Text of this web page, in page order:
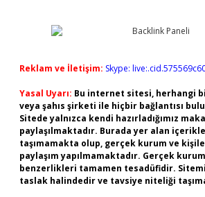
Reklam ve İletişim: Skype:
Yasal Uyarı: Bu internet sitesi, herhangi
veya şahıs şirketi ile hiçbir bağlantısı
Sitede yalnızca kendi hazırladığımız
paylaşılmaktadır. Burada yer alan
taşımamakta olup, gerçek kurum ve
paylaşım yapılmamaktadır. Gerçek
benzerlikleri tamamen tesadüfidir.
taslak halindedir ve tavsiye niteliği